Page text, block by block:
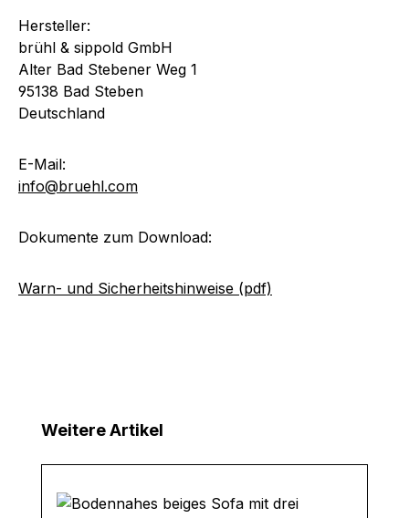
Hersteller:
brühl & sippold GmbH
Alter Bad Stebener Weg 1
95138 Bad Steben
Deutschland
E-Mail:
info@bruehl.com
Dokumente zum Download:
Warn- und Sicherheitshinweise (pdf)
Produktgalerie überspringen
Weitere Artikel